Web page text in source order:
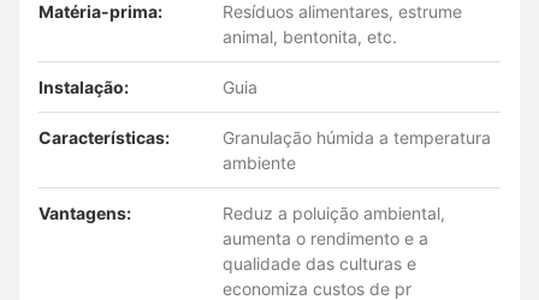
Matéria-prima:
Resíduos alimentares, estrume
animal, bentonita, etc.
Instalação: Guia
Características:
Granulação húmida a temperatura
ambiente
Vantagens:
Reduz a poluição ambiental,
aumenta o rendimento e a
qualidade das culturas e
economiza custos de pr